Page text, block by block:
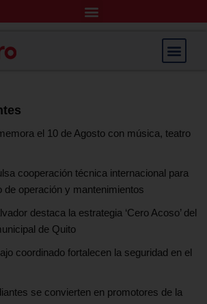
el 10 de Agosto con música, teatro
cooperación técnica internacional para
de operación y mantenimientos
destaca la estrategia ‘Cero Acoso’ del
de Quito
coordinado fortalecen la seguridad en el
se convierten en promotores de la